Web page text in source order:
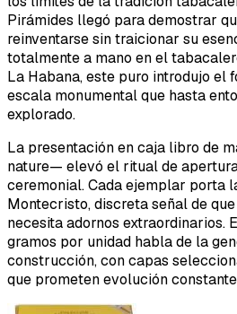
Pirámides llegó para demostrar
reinventarse sin traicionar su
totalmente a mano en el
La Habana, este puro introdujo el
escala monumental que hasta
explorado.
La presentación en caja libro de
nature— elevó el ritual de
ceremonial. Cada ejemplar porta
Montecristo, discreta señal de
necesita adornos extraordinarios.
gramos por unidad habla de la
construcción, con capas
que prometen evolución